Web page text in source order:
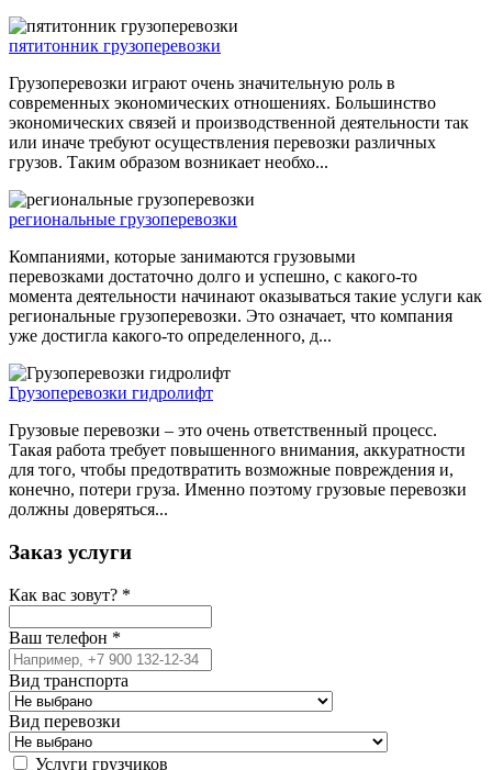
пятитонник грузоперевозки
Грузоперевозки играют очень значительную роль в
современных экономических отношениях. Большинство
экономических связей и производственной деятельности так
или иначе требуют осуществления перевозки различных
грузов. Таким образом возникает необхо...
региональные грузоперевозки
Компаниями, которые занимаются грузовыми
перевозками достаточно долго и успешно, с какого-то
момента деятельности начинают оказываться такие услуги как
региональные грузоперевозки. Это означает, что компания
уже достигла какого-то определенного, д...
Грузоперевозки гидролифт
Грузовые перевозки – это очень ответственный процесс.
Такая работа требует повышенного внимания, аккуратности
для того, чтобы предотвратить возможные повреждения и,
конечно, потери груза. Именно поэтому грузовые перевозки
должны доверяться...
Заказ услуги
Как вас зовут? *
Ваш телефон *
Вид транспорта
Вид перевозки
Услуги грузчиков